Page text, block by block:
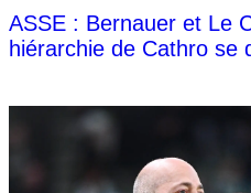
ASSE : Bernauer et Le
hiérarchie de Cathro se